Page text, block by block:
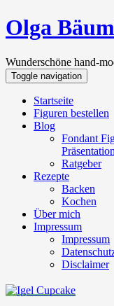
Olga
Wunderschöne hand-
Toggle navigation
Startseite
Figuren bestellen
Blog
Fondant
Ratgeber
Rezepte
Backen
Kochen
Über mich
Impressum
Impressum
Disclaimer